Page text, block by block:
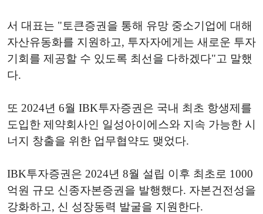
서 대표는 "토큰증권을 통해 유망 중소기업에 대해
자산유동화를 지원하고, 투자자에게는 새로운 투자
기회를 제공할 수 있도록 최선을 다하겠다"고 말했
다.
또 2024년 6월 IBK투자증권은 국내 최초 항생제를
도입한 제약회사인 일성아이에스와 지속 가능한 시
너지 창출을 위한 업무협약도 맺었다.
IBK투자증권은 2024년 8월 설립 이후 최초로 1000
억원 규모 신종자본증권을 발행했다. 자본건전성을
강화하고, 신 성장동력 발굴을 지원한다.